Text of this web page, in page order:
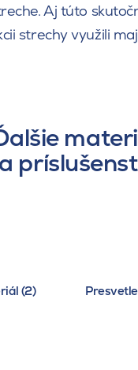
Aj túto
strechy využili
a
(2)